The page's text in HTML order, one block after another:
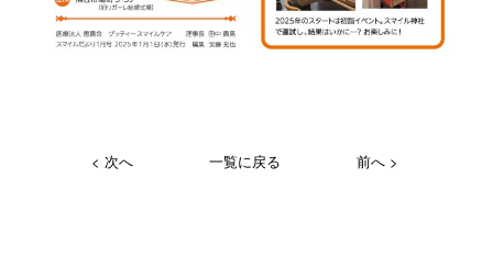
< 次へ 一覧に戻る 前へ >